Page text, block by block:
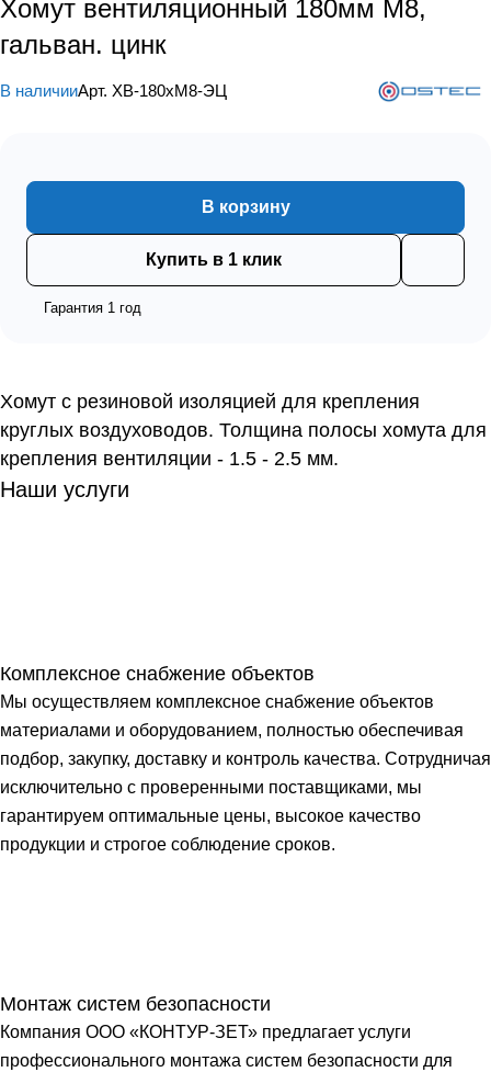
Хомут вентиляционный 180мм М8,
гальван. цинк
В наличииАрт. ХВ-180хМ8-ЭЦ
В корзину
Купить в 1 клик
Гарантия 1 год
Хомут с резиновой изоляцией для крепления
круглых воздуховодов. Толщина полосы хомута для
крепления вентиляции - 1.5 - 2.5 мм.
Наши услуги
Комплексное снабжение объектов
Мы осуществляем комплексное снабжение объектов
материалами и оборудованием, полностью обеспечивая
подбор, закупку, доставку и контроль качества. Сотрудничая
исключительно с проверенными поставщиками, мы
гарантируем оптимальные цены, высокое качество
продукции и строгое соблюдение сроков.
Монтаж систем безопасности
Компания ООО «КОНТУР-ЗЕТ» предлагает услуги
профессионального монтажа систем безопасности для